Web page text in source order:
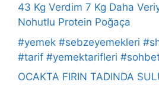
43 Kg Verdim 7 Kg Daha
Nohutlu Protein Poğaça
#yemek #sebzeyemekleri
#tarif #yemektarifleri
OCAKTA FIRIN TADINDA